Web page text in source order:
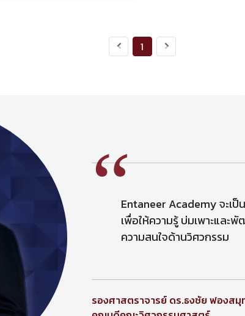
1
“Entaneer Academy จะเ
เพื่อให้ความรู้ บ่มเพาะและ
ความสนใจด้านวิศวกรรม
รองศาสตราจารย์ ดร.ธงชัย ฟองสมุ